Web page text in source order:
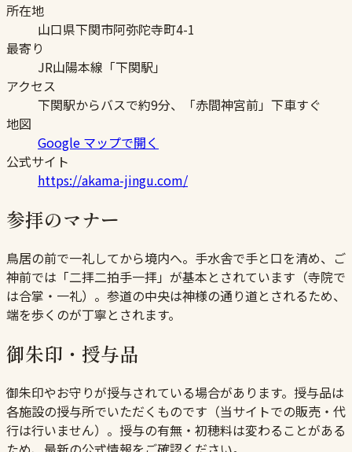
所在地
山口県下関市阿弥陀寺町4-1
最寄り
JR山陽本線「下関駅」
アクセス
下関駅からバスで約9分、「赤間神宮前」下車すぐ
地図
Google マップで開く
公式サイト
https://akama-jingu.com/
参拝のマナー
鳥居の前で一礼してから境内へ。手水舎で手と口を清め、ご
神前では「二拝二拍手一拝」が基本とされています（寺院で
は合掌・一礼）。参道の中央は神様の通り道とされるため、
端を歩くのが丁寧とされます。
御朱印・授与品
御朱印やお守りが授与されている場合があります。授与品は
各施設の授与所でいただくものです（当サイトでの販売・代
行は行いません）。授与の有無・初穂料は変わることがある